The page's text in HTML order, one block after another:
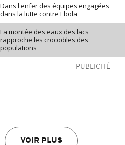
Dans l'enfer des équipes engagées
dans la lutte contre Ebola
La montée des eaux des lacs
rapproche les crocodiles des
populations
PUBLICITÉ
VOIR PLUS